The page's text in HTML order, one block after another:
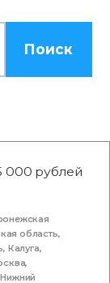
Поиск
000 рублей
область,
, Калуга,
,
Нижний